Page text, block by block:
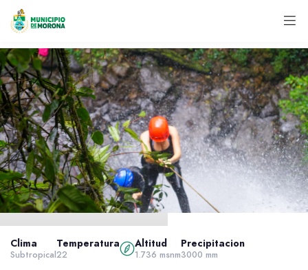
Atractivos Naturales
Clima
Subtropical
Temperatura
22
Altitud
1.736 msnm
Precipitacion
3000 mm